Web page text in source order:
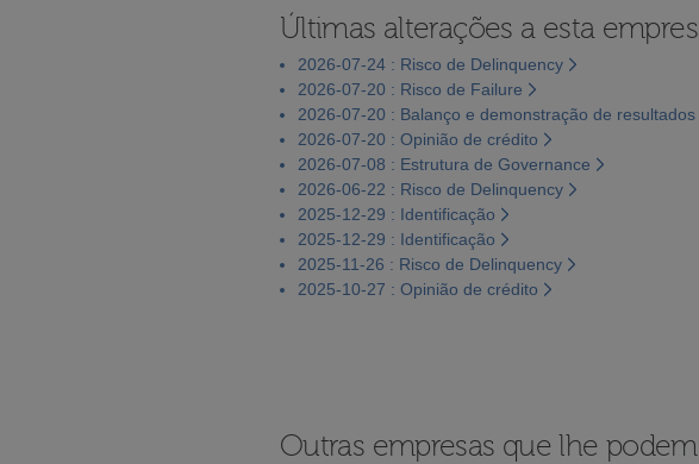
Últimas alterações a esta
2026-07-24 : Risco de Delinquency
2026-07-20 : Risco de Failure
2026-07-20 : Balanço e demonstração de resultados
2026-07-20 : Opinião de crédito
2026-07-08 : Estrutura de Governance
2026-06-22 : Risco de Delinquency
2025-12-29 : Identificação
2025-12-29 : Identificação
2025-11-26 : Risco de Delinquency
2025-10-27 : Opinião de crédito
Outras empresas que lhe